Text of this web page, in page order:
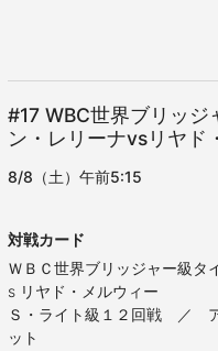
#17 WBC世界ブリッジ
ン・レリーナvsリヤド
8/8（土）午前5:15
対戦カード
ＷＢＣ世界ブリッジャー級
s リヤド・メルウィー
Ｓ・ライト級１２回戦 ／
ット